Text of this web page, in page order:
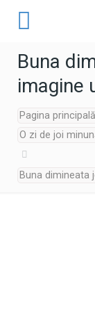
Buna
imagine
Pagina principală
O zi de joi
Buna dimineata